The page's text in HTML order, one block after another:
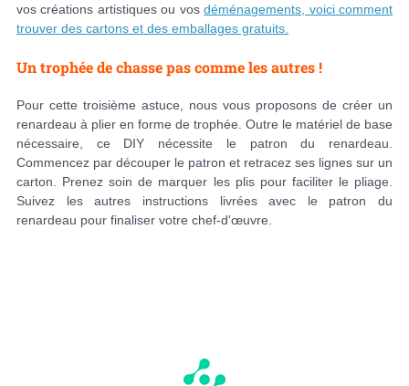
vos créations artistiques ou vosdéménagements, voici comment
trouver des cartons et des emballages gratuits.
Un trophée de chasse pas comme les autres !
Pour cette troisième astuce, nous vous proposons de créer un
renardeau à plier en forme de trophée. Outre le matériel de base
nécessaire, ce DIY nécessite le patron du renardeau.
Commencez par découper le patron et retracez ses lignes sur un
carton. Prenez soin de marquer les plis pour faciliter le pliage.
Suivez les autres instructions livrées avec le patron du
renardeau pour finaliser votre chef-d'œuvre.